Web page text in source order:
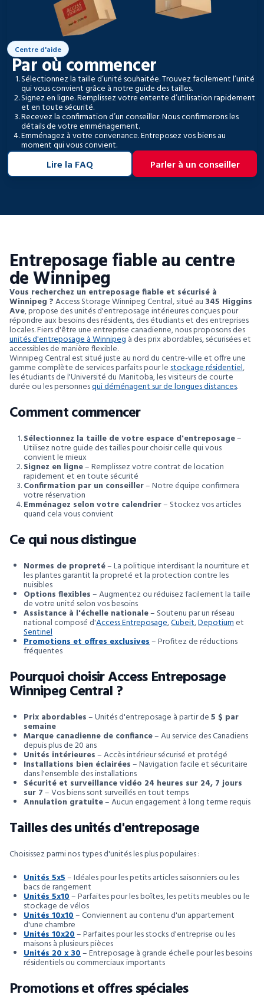
Centre d'aide
Par où commencer
Sélectionnez la taille d’unité souhaitée. Trouvez facilement l’unité
qui vous convient grâce à notre guide des tailles.
Signez en ligne. Remplissez votre entente d’utilisation rapidement
et en toute sécurité.
Recevez la confirmation d’un conseiller. Nous confirmerons les
détails de votre emménagement.
Emménagez à votre convenance. Entreposez vos biens au
moment qui vous convient.
Lire la FAQ Parler à un conseiller
Entreposage fiable au centre
de Winnipeg
Vous recherchez un entreposage fiable et sécurisé à
Winnipeg ?Access Storage Winnipeg Central, situé au 345 Higgins
Ave, propose des unités d'entreposage intérieures conçues pour
répondre aux besoins des résidents, des étudiants et des entreprises
locales. Fiers d'être une entreprise canadienne, nous proposons des
unités d'entreposage à Winnipeg à des prix abordables, sécurisées et
accessibles de manière flexible.
Winnipeg Central est situé juste au nord du centre-ville et offre une
gamme complète de services parfaits pour lestockage résidentiel,
les étudiants de l'Université du Manitoba, les visiteurs de courte
durée ou les personnesqui déménagent sur de longues distances.
Comment commencer
Sélectionnez la taille de votre espace d'entreposage–
Utilisez notre guide des tailles pour choisir celle qui vous
convient le mieux
Signez en ligne– Remplissez votre contrat de location
rapidement et en toute sécurité
Confirmation par un conseiller– Notre équipe confirmera
votre réservation
Emménagez selon votre calendrier– Stockez vos articles
quand cela vous convient
Ce qui nous distingue
Normes de propreté– La politique interdisant la nourriture et
les plantes garantit la propreté et la protection contre les
nuisibles
Options flexibles– Augmentez ou réduisez facilement la taille
de votre unité selon vos besoins
Assistance à l'échelle nationale– Soutenu par un réseau
national composé d'Access Entreposage,Cubeit,Depotiumet
Sentinel
Promotions et offres exclusives– Profitez de réductions
fréquentes
Pourquoi choisir Access Entreposage
Winnipeg Central ?
Prix abordables– Unités d'entreposage à partir de5 $ par
semaine
Marque canadienne de confiance– Au service des Canadiens
depuis plus de 20 ans
Unités intérieures– Accès intérieur sécurisé et protégé
Installations bien éclairées– Navigation facile et sécuritaire
dans l'ensemble des installations
Sécurité et surveillance vidéo 24 heures sur 24, 7 jours
sur 7– Vos biens sont surveillés en tout temps
Annulation gratuite– Aucun engagement à long terme requis
Tailles des unités d'entreposage
Choisissez parmi nos types d'unités les plus populaires :
Unités 5x5– Idéales pour les petits articles saisonniers ou les
bacs de rangement
Unités 5x10– Parfaites pour les boîtes, les petits meubles ou le
stockage de vélos
Unités 10x10– Conviennent au contenu d'un appartement
d'une chambre
Unités 10x20– Parfaites pour les stocks d'entreprise ou les
maisons à plusieurs pièces
Unités 20 x 30– Entreposage à grande échelle pour les besoins
résidentiels ou commerciaux importants
Promotions et offres spéciales